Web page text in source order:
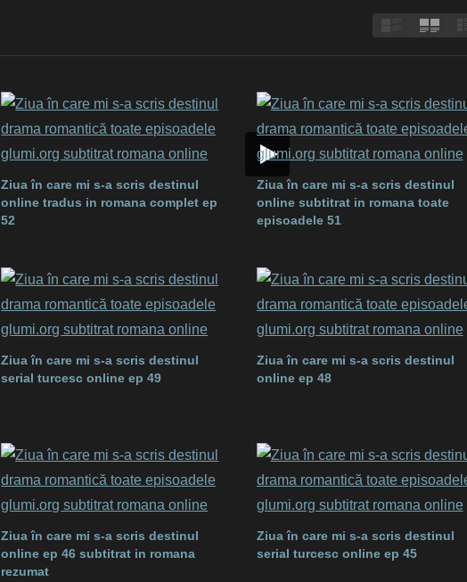
Ziua în care mi s-a scris destinul
online tradus in romana complet ep
52
Ziua în care mi s-a scris destinul
online subtitrat in romana toate
episoadele 51
Ziua în care mi s-a scris destinul
serial turcesc online ep 49
Ziua în care mi s-a scris destinul
online ep 48
Ziua în care mi s-a scris destinul
online ep 46 subtitrat in romana
rezumat
Ziua în care mi s-a scris destinul
serial turcesc online ep 45